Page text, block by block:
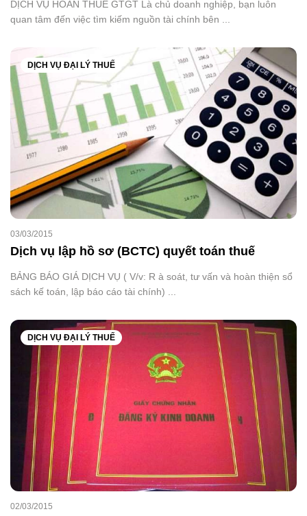
DỊCH VỤ HOÀN THUẾ GTGT Là chủ doanh nghiệp, bạn luôn
quan tâm đến việc tìm kiếm nguồn tài chính bên ...
DỊCH VỤ ĐẠI LÝ THUẾ
03/03/2015
Dịch vụ lập hồ sơ (BCTC) quyết toán thuế
BẢNG BÁO GIÁ DỊCH VỤ ( V/v: R à soát, tư vấn và hoàn thiện sổ
sách kế toán, lập báo cáo tài chính) ...
DỊCH VỤ ĐẠI LÝ THUẾ
02/03/2015